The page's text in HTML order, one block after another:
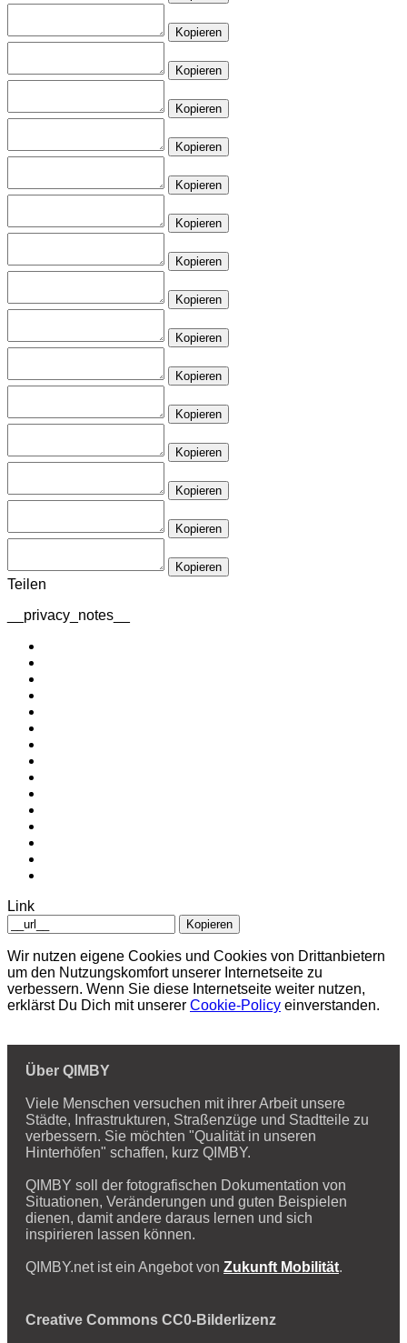
Kopieren
Kopieren
Kopieren
Kopieren
Kopieren
Kopieren
Kopieren
Kopieren
Kopieren
Kopieren
Kopieren
Kopieren
Kopieren
Kopieren
Kopieren
Teilen
__privacy_notes__
Link
Kopieren
Wir nutzen eigene Cookies und Cookies von Drittanbietern
um den Nutzungskomfort unserer Internetseite zu
verbessern. Wenn Sie diese Internetseite weiter nutzen,
erklärst Du Dich mit unserer Cookie-Policy einverstanden.
Über QIMBY
Viele Menschen versuchen mit ihrer Arbeit unsere
Städte, Infrastrukturen, Straßenzüge und Stadtteile zu
verbessern. Sie möchten "Qualität in unseren
Hinterhöfen" schaffen, kurz QIMBY.
QIMBY soll der fotografischen Dokumentation von
Situationen, Veränderungen und guten Beispielen
dienen, damit andere daraus lernen und sich
inspirieren lassen können.
QIMBY.net ist ein Angebot von Zukunft Mobilität.
Creative Commons CC0-Bilderlizenz